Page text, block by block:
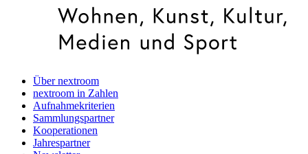
Über nextroom
nextroom in Zahlen
Aufnahmekriterien
Sammlungspartner
Kooperationen
Jahrespartner